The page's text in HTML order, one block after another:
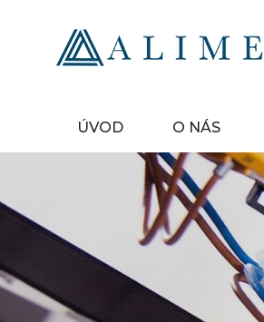
content
ÚVOD O NÁS